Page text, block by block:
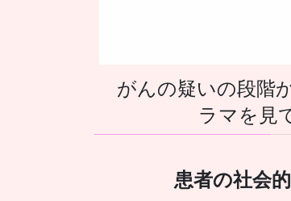
がんの疑いの段階
ラマを見
患者の社会